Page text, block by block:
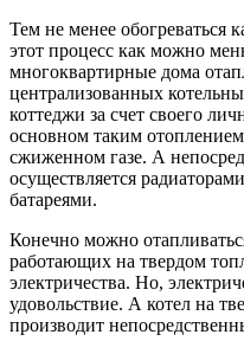
Тем не менее обогреваться
этот процесс как можно
многоквартирные дома
централизованных
коттеджи за счет своего
основном таким
сжиженном газе. А
осуществляется
батареями.
Конечно можно
работающих на твердом
электричества. Но,
удовольствие. А котел на
производит